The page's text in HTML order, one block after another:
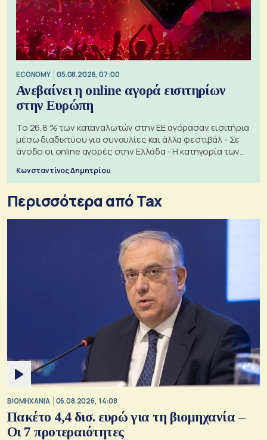
ECONOMY 05.08.2026, 07:00
Ανεβαίνει η online αγορά εισιτηρίων
στην Ευρώπη
Το 26,8 % των καταναλωτών στην ΕΕ αγόρασαν εισιτήρια
μέσω διαδικτύου για συναυλίες και άλλα φεστιβάλ - Σε
άνοδο οι online αγορές στην Ελλάδα - Η κατηγορία των
Κωνσταντίνος Δημητρίου
Περισσότερα από Tax
ΒΙΟΜΗΧΑΝΙΑ 06.08.2026, 14:08
Πακέτο 4,4 δισ. ευρώ για τη βιομηχανία –
Οι 7 προτεραιότητες